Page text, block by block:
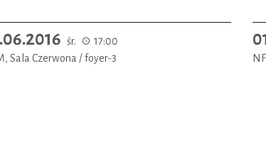
śr.
17:00
Sala Czerwona / foyer-3